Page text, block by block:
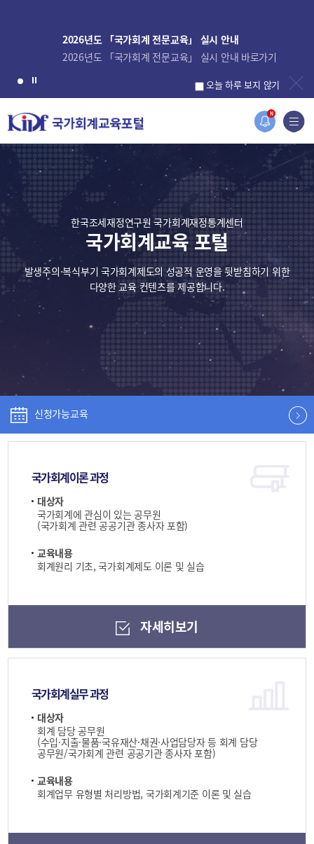
N
2026년도 「국가회계 전문교육」 실시 안내
2026년도 「국가회계 전문교육」 실시 안내 바로가기
오늘 하루 보지 않기
한국조세재정연구원 국가회계재정통계센터
국가회계교육 포털
발생주의·복식부기 국가회계제도의 성공적 운영을 뒷받침하기 위한
다양한 교육 컨텐츠를 제공합니다.
신청가능교육
국가회계이론 과정
대상자
국가회계에 관심이 있는 공무원
(국가회계 관련 공공기관 종사자 포함)
교육내용
회계원리 기초, 국가회계제도 이론 및 실습
자세히보기
국가회계실무 과정
대상자
회계 담당 공무원
(수입·지출·물품·국유재산·채권·사업담당자 등 회계 담당
공무원/국가회계 관련 공공기관 종사자 포함)
교육내용
회계업무 유형별 처리방법, 국가회계기준 이론 및 실습